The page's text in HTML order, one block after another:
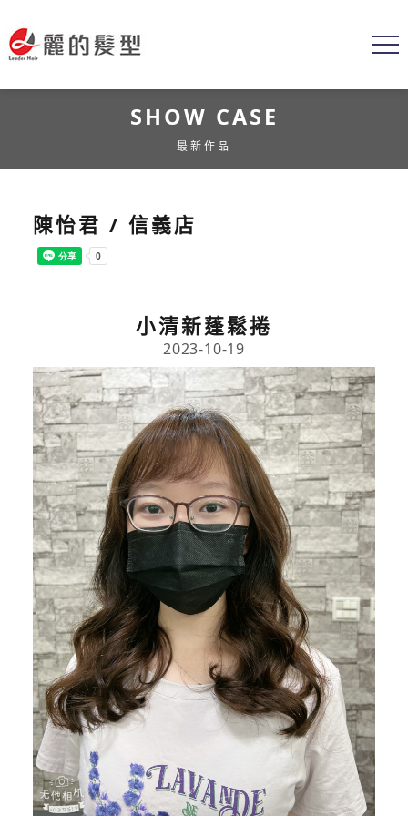
SHOW CASE
最新作品
陳怡君 / 信義店
小清新蓬鬆捲
2023-10-19